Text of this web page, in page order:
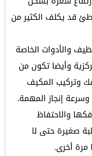
قد يكلف الكثير من
والأدوات الخاصة
وأيضا تكون من
وتركيب المكيف
إنجاز المهمة.
والاحتفاظ
صغيرة حتى لا
مرة أخرى.